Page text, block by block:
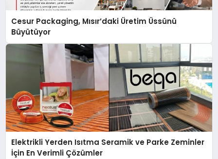
Cesur Packaging, Mısır’daki Üretim Üssünü
Büyütüyor
Elektrikli Yerden Isıtma Seramik ve Parke Zeminler
İçin En Verimli Çözümler